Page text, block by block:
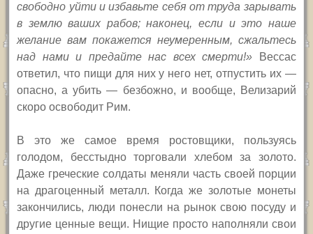
свободно уйти и избавьте себя от труда зарывать
в землю ваших рабов; наконец, если и это наше
желание вам покажется неумеренным, сжальтесь
над нами и предайте нас всех смерти!»
Вессас
ответил, что пищи для них у него нет, отпустить их —
опасно, а убить — безбожно, и вообще, Велизарий
скоро освободит Рим.
В это же самое время ростовщики, пользуясь
голодом, бесстыдно торговали хлебом за золото.
Даже греческие солдаты меняли часть своей порции
на драгоценный металл. Когда же золотые монеты
закончились, люди понесли на рынок свою посуду и
другие ценные вещи. Нищие просто наполняли свои